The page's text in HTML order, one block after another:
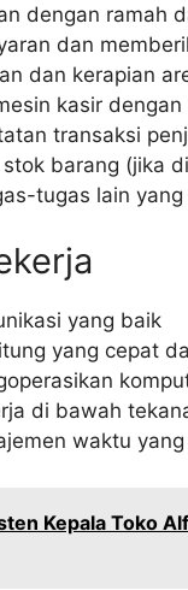
dengan ramah
dan
dan kerapian
kasir
transaksi
barang (jika
tugas lain
yang baik
yang cepat
di bawah
waktu
Kepala Toko